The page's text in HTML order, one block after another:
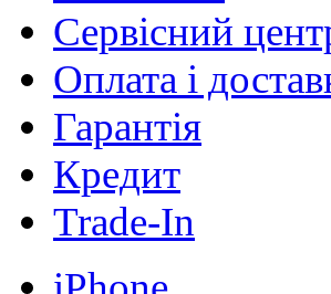
Сервісний
Оплата і
Гарантія
Кредит
Trade-In